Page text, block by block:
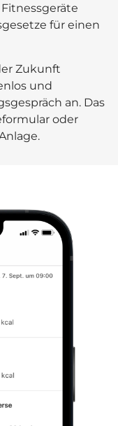
für einen
Zukunft
und
an. Das
oder